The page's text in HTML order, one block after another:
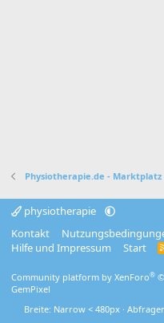
Physiotherapie.de - Marktplatz
physiotherapie
Kontakt
Hilfe und Impressum
Start
Community platform by XenForo®
GemPixel
Breite